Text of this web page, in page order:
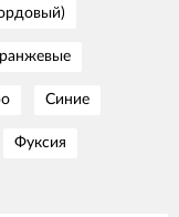
Синие
Фуксия